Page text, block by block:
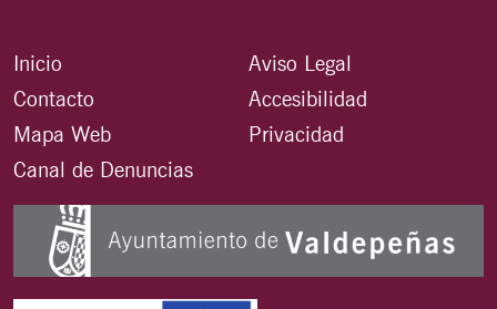
Inicio
Contacto
Mapa Web
Canal de Denuncias
Aviso Legal
Accesibilidad
Privacidad